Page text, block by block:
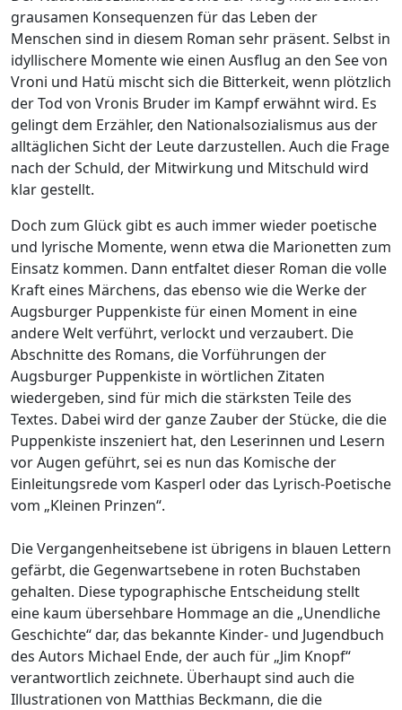
grausamen Konsequenzen für das Leben der
Menschen sind in diesem Roman sehr präsent. Selbst in
idyllischere Momente wie einen Ausflug an den See von
Vroni und Hatü mischt sich die Bitterkeit, wenn plötzlich
der Tod von Vronis Bruder im Kampf erwähnt wird. Es
gelingt dem Erzähler, den Nationalsozialismus aus der
alltäglichen Sicht der Leute darzustellen. Auch die Frage
nach der Schuld, der Mitwirkung und Mitschuld wird
klar gestellt.
Doch zum Glück gibt es auch immer wieder poetische
und lyrische Momente, wenn etwa die Marionetten zum
Einsatz kommen. Dann entfaltet dieser Roman die volle
Kraft eines Märchens, das ebenso wie die Werke der
Augsburger Puppenkiste für einen Moment in eine
andere Welt verführt, verlockt und verzaubert. Die
Abschnitte des Romans, die Vorführungen der
Augsburger Puppenkiste in wörtlichen Zitaten
wiedergeben, sind für mich die stärksten Teile des
Textes. Dabei wird der ganze Zauber der Stücke, die die
Puppenkiste inszeniert hat, den Leserinnen und Lesern
vor Augen geführt, sei es nun das Komische der
Einleitungsrede vom Kasperl oder das Lyrisch-Poetische
vom „Kleinen Prinzen“.
Die Vergangenheitsebene ist übrigens in blauen Lettern
gefärbt, die Gegenwartsebene in roten Buchstaben
gehalten. Diese typographische Entscheidung stellt
eine kaum übersehbare Hommage an die „Unendliche
Geschichte“ dar, das bekannte Kinder- und Jugendbuch
des Autors Michael Ende, der auch für „Jim Knopf“
verantwortlich zeichnete. Überhaupt sind auch die
Illustrationen von Matthias Beckmann, die die